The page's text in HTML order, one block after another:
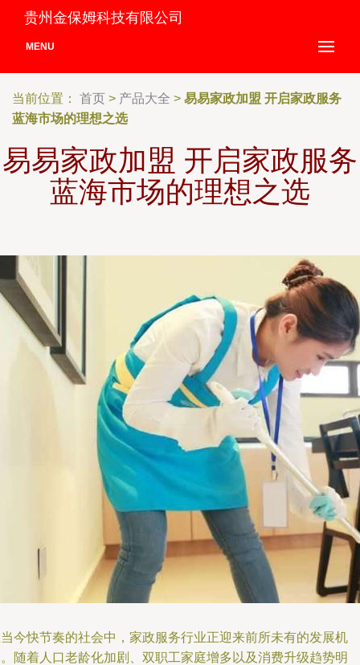
贵州金保姆科技有限公司
MENU
当前位置： 首页 > 产品大全 > 易易家政加盟 开启家政服务
蓝海市场的理想之选
易易家政加盟 开启家政服务
蓝海市场的理想之选
今快节奏的社会中，家政服务行业正迎来前所未有的发展机
随着人口老龄化加剧、双职工家庭增多以及消费升级趋势明